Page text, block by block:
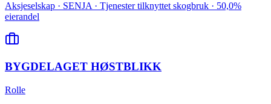
Aksjeselskap · SENJA · Tjenester tilknyttet skogbruk · 50,0%
eierandel
BYGDELAGET HØSTBLIKK
Rolle